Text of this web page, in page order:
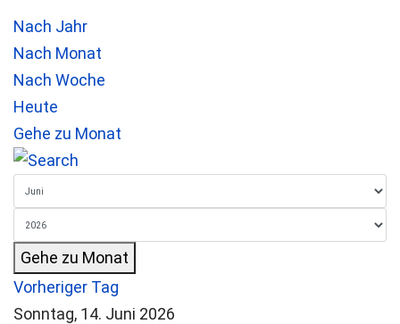
Nach Jahr
Nach Monat
Nach Woche
Heute
Gehe zu Monat
Gehe zu Monat
Vorheriger Tag
Sonntag, 14. Juni 2026